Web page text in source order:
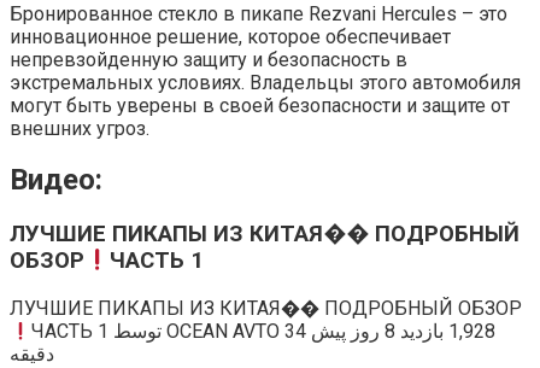
Бронированное стекло в пикапе Rezvani Hercules – это
инновационное решение, которое обеспечивает
непревзойденную защиту и безопасность в
экстремальных условиях. Владельцы этого автомобиля
могут быть уверены в своей безопасности и защите от
внешних угроз.
Видео:
ЛУЧШИЕ ПИКАПЫ ИЗ КИТАЯ�� ПОДРОБНЫЙ
ОБЗОР
ЧАСТЬ 1
ЛУЧШИЕ ПИКАПЫ ИЗ КИТАЯ�� ПОДРОБНЫЙ ОБЗОР
ЧАСТЬ 1 توسط OCEAN AVTO ‏1,928 بازدید 8 روز پیش 34
دقیقه